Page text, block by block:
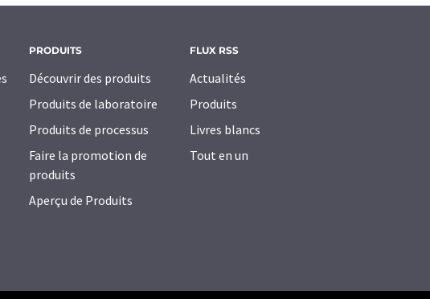
PRODUITS
Découvrir des produits
Produits de laboratoire
Produits de processus
Faire la promotion de
produits
Aperçu de Produits
FLUX RSS
Actualités
Produits
Livres blancs
Tout en un